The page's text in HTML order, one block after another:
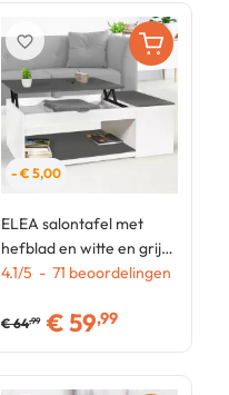
- € 5,00
ELEA salontafel met
hefblad en witte en grijze
houten kast
4.1/5 - 71 beoordelingen
€64,99 €59,99
favorite_border